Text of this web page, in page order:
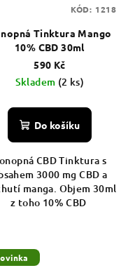
Tinktura Mango
10% CBD 30ml
590 Kč
Skladem (2 ks)
Do košíku
CBD Tinktura s
3000 mg CBD a
manga. Objem 30ml
z toho 10% CBD
KÓD: 1218